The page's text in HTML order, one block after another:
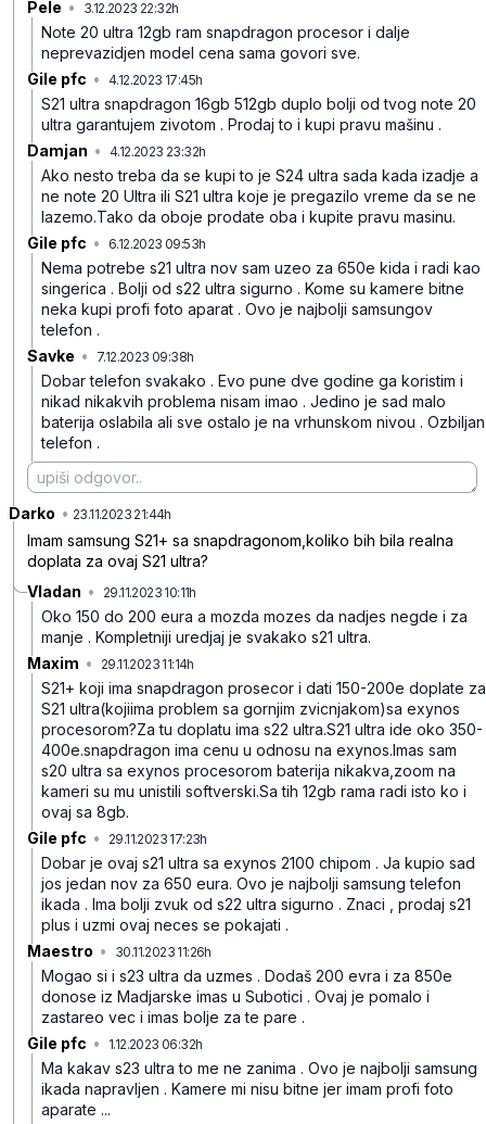
Pele • 3.12.2023 22:32h
Note 20 ultra 12gb ram snapdragon procesor i dalje
neprevazidjen model cena sama govori sve.
Gile pfc • 4.12.2023 17:45h
S21 ultra snapdragon 16gb 512gb duplo bolji od tvog note 20
ultra garantujem zivotom . Prodaj to i kupi pravu mašinu .
Damjan • 4.12.2023 23:32h
Ako nesto treba da se kupi to je S24 ultra sada kada izadje a
ne note 20 Ultra ili S21 ultra koje je pregazilo vreme da se ne
lazemo.Tako da oboje prodate oba i kupite pravu masinu.
Gile pfc • 6.12.2023 09:53h
Nema potrebe s21 ultra nov sam uzeo za 650e kida i radi kao
singerica . Bolji od s22 ultra sigurno . Kome su kamere bitne
neka kupi profi foto aparat . Ovo je najbolji samsungov
telefon .
Savke • 7.12.2023 09:38h
Dobar telefon svakako . Evo pune dve godine ga koristim i
nikad nikakvih problema nisam imao . Jedino je sad malo
baterija oslabila ali sve ostalo je na vrhunskom nivou . Ozbiljan
telefon .
Darko • 23.11.2023 21:44h
Imam samsung S21+ sa snapdragonom,koliko bih bila realna
doplata za ovaj S21 ultra?
Vladan • 29.11.2023 10:11h
Oko 150 do 200 eura a mozda mozes da nadjes negde i za
manje . Kompletniji uredjaj je svakako s21 ultra.
Maxim • 29.11.2023 11:14h
S21+ koji ima snapdragon prosecor i dati 150-200e doplate za
S21 ultra(kojiima problem sa gornjim zvicnjakom)sa exynos
procesorom?Za tu doplatu ima s22 ultra.S21 ultra ide oko 350-
400e.snapdragon ima cenu u odnosu na exynos.Imas sam
s20 ultra sa exynos procesorom baterija nikakva,zoom na
kameri su mu unistili softverski.Sa tih 12gb rama radi isto ko i
ovaj sa 8gb.
Gile pfc • 29.11.2023 17:23h
Dobar je ovaj s21 ultra sa exynos 2100 chipom . Ja kupio sad
jos jedan nov za 650 eura. Ovo je najbolji samsung telefon
ikada . Ima bolji zvuk od s22 ultra sigurno . Znaci , prodaj s21
plus i uzmi ovaj neces se pokajati .
Maestro • 30.11.2023 11:26h
Mogao si i s23 ultra da uzmes . Dodaš 200 evra i za 850e
donose iz Madjarske imas u Subotici . Ovaj je pomalo i
zastareo vec i imas bolje za te pare .
Gile pfc • 1.12.2023 06:32h
Ma kakav s23 ultra to me ne zanima . Ovo je najbolji samsung
ikada napravljen . Kamere mi nisu bitne jer imam profi foto
aparate ...